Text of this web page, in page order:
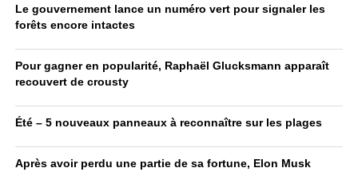
Le gouvernement lance un numéro vert pour signaler les
forêts encore intactes
Pour gagner en popularité, Raphaël Glucksmann apparaît
recouvert de crousty
Été – 5 nouveaux panneaux à reconnaître sur les plages
Après avoir perdu une partie de sa fortune, Elon Musk